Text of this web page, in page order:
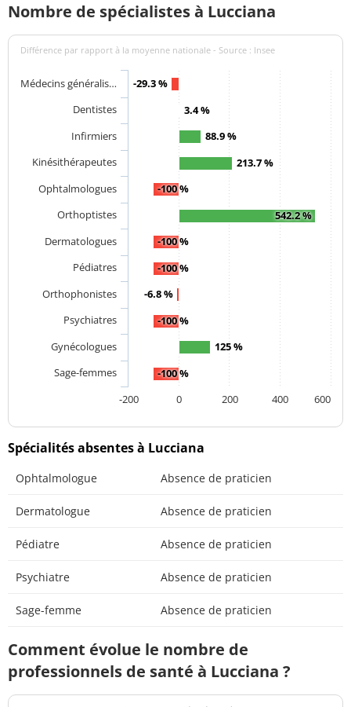
Nombre de spécialistes à Lucciana
Différence par rapport à la moyenne nationale - Source : Insee
-29.3 %
3.4 %
88.9 %
213.7 %
-100 %
542.2 %
-100 %
-100 %
-6.8 %
-100 %
125 %
-100 %
Médecins généralis…
Dentistes
Infirmiers
Kinésithérapeutes
Ophtalmologues
Orthoptistes
Dermatologues
Pédiatres
Orthophonistes
Psychiatres
Gynécologues
Sage-femmes
-200
0 200 400 600
Spécialités absentes à Lucciana
Ophtalmologue Absence de praticien
Dermatologue Absence de praticien
Pédiatre Absence de praticien
Psychiatre Absence de praticien
Sage-femme Absence de praticien
Comment évolue le nombre de
professionnels de santé à Lucciana ?